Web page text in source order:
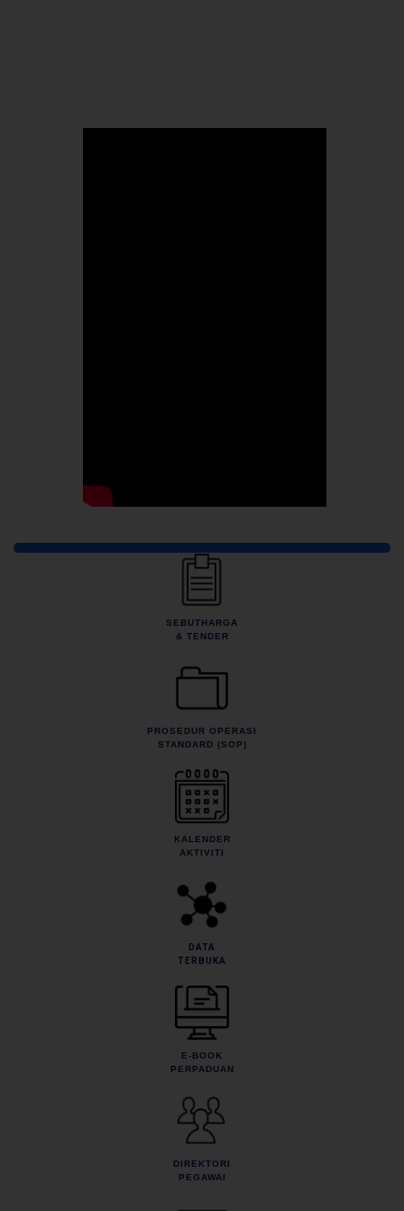
Pautan Pantas
SEBUTHARGA
& TENDER
PROSEDUR OPERASI
STANDARD (SOP)
KALENDER
AKTIVITI
DATA
TERBUKA
E-BOOK
PERPADUAN
DIREKTORI
PEGAWAI